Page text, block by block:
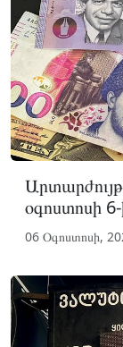
օգոստոսի
06 Օգոստոսի,